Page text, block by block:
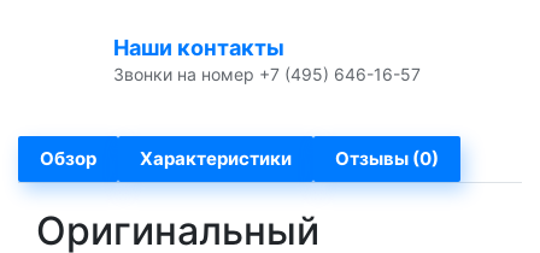
Наши контакты
Звонки на номер +7 (495) 646-16-57
Обзор Характеристики Отзывы (0)
Оригинальный